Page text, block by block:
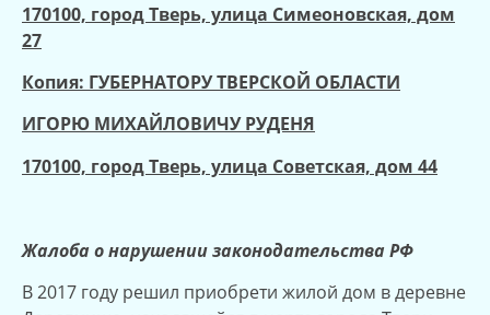
170100, город Тверь, улица Симеоновская, дом
27
Копия: ГУБЕРНАТОРУ ТВЕРСКОЙ ОБЛАСТИ
ИГОРЮ МИХАЙЛОВИЧУ РУДЕНЯ
170100, город Тверь, улица Советская, дом 44
Жалоба о нарушении законодательства РФ
В 2017 году решил приобрети жилой дом в деревне